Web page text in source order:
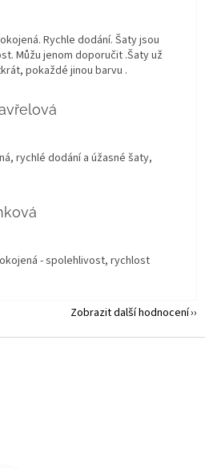
je 5 z 5 hvězdiček.
Rychle dodání. Šaty jsou
Můžu jenom doporučit .Šaty už
pokaždé jinou barvu .
je 5 z 5 hvězdiček.
rychlé dodání a úžasné šaty,
je 5 z 5 hvězdiček.
- spolehlivost, rychlost
Zobrazit další hodnocení